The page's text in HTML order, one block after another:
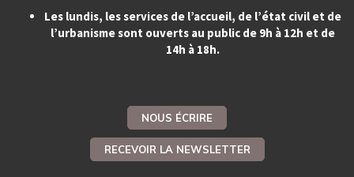
Les lundis, les services de l’accueil, de l’état civil et de
l’urbanisme sont ouverts au public de 9h à 12h et de
14h à 18h.
NOUS ÉCRIRE
RECEVOIR LA NEWSLETTER